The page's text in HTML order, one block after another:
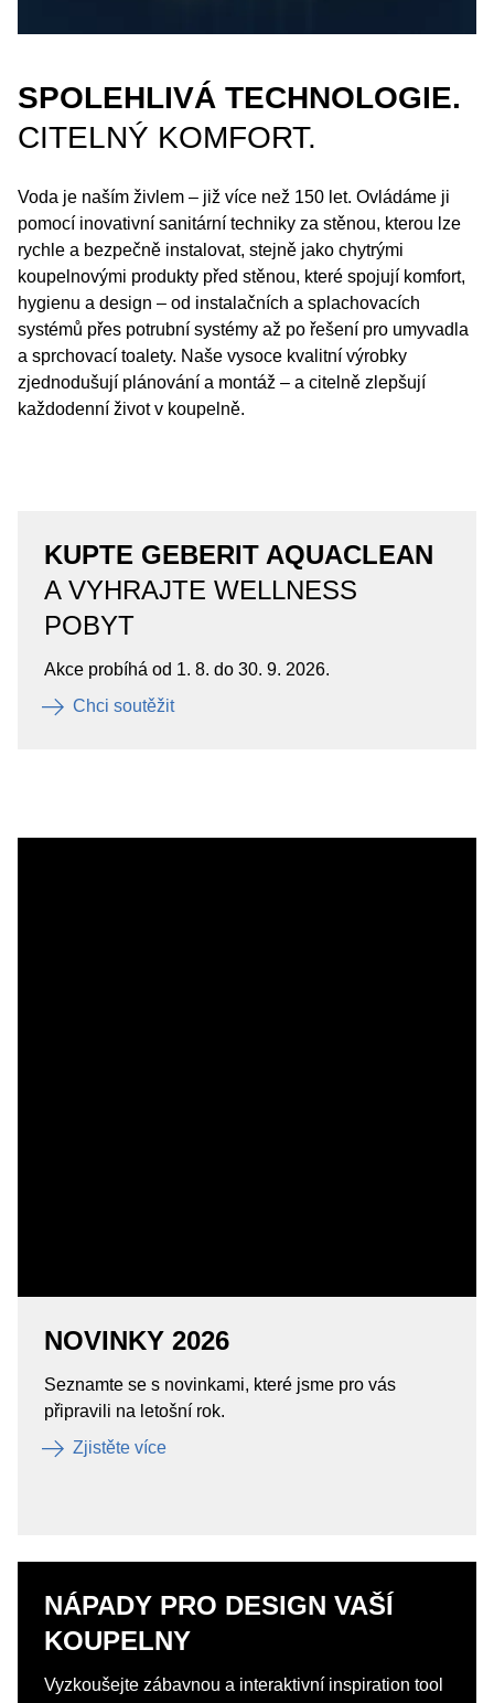
SPOLEHLIVÁ TECHNOLOGIE.
CITELNÝ KOMFORT.
Voda je naším živlem – již více než 150 let. Ovládáme ji
pomocí inovativní sanitární techniky za stěnou, kterou lze
rychle a bezpečně instalovat, stejně jako chytrými
koupelnovými produkty před stěnou, které spojují komfort,
hygienu a design – od instalačních a splachovacích
systémů přes potrubní systémy až po řešení pro umyvadla
a sprchovací toalety. Naše vysoce kvalitní výrobky
zjednodušují plánování a montáž – a citelně zlepšují
každodenní život v koupelně.
KUPTE GEBERIT AQUACLEAN
A VYHRAJTE WELLNESS
POBYT
Akce probíhá od 1. 8. do 30. 9. 2026.
Chci soutěžit
NOVINKY 2026
Seznamte se s novinkami, které jsme pro vás
připravili na letošní rok.
Zjistěte více
NÁPADY PRO DESIGN VAŠÍ
KOUPELNY
Vyzkoušejte zábavnou a interaktivní inspiration tool